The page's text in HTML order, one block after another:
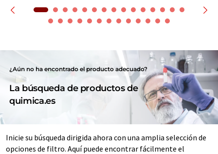
¿Aún no ha encontrado el producto adecuado?
La búsqueda de productos de
quimica.es
Inicie su búsqueda dirigida ahora con una amplia selección de
opciones de filtro. Aquí puede encontrar fácilmente el